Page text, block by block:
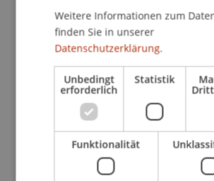
Rechtsgrundlage“, weil zentrale
Eigentumsübergang ungeklärt
Ob bar, mit Karte oder künftig per
Streit um das Zahlungsmittel bleibt
um Freiheit. Prof. Burtscher wird
Liechtenstein Business Law
untersuchen.
Videoaufzeichnung der
Wir benötigen Ihre
Weitere Informationen zum
finden Sie in unserer
Datenschutzerklärung.
Unbedingt
erforderlich
Statistik
Funktionalität